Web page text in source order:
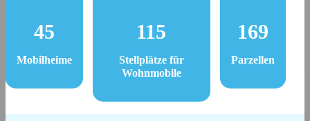
45
Mobilheime
115
Stellplätze für
Wohnmobile
169
Parzellen